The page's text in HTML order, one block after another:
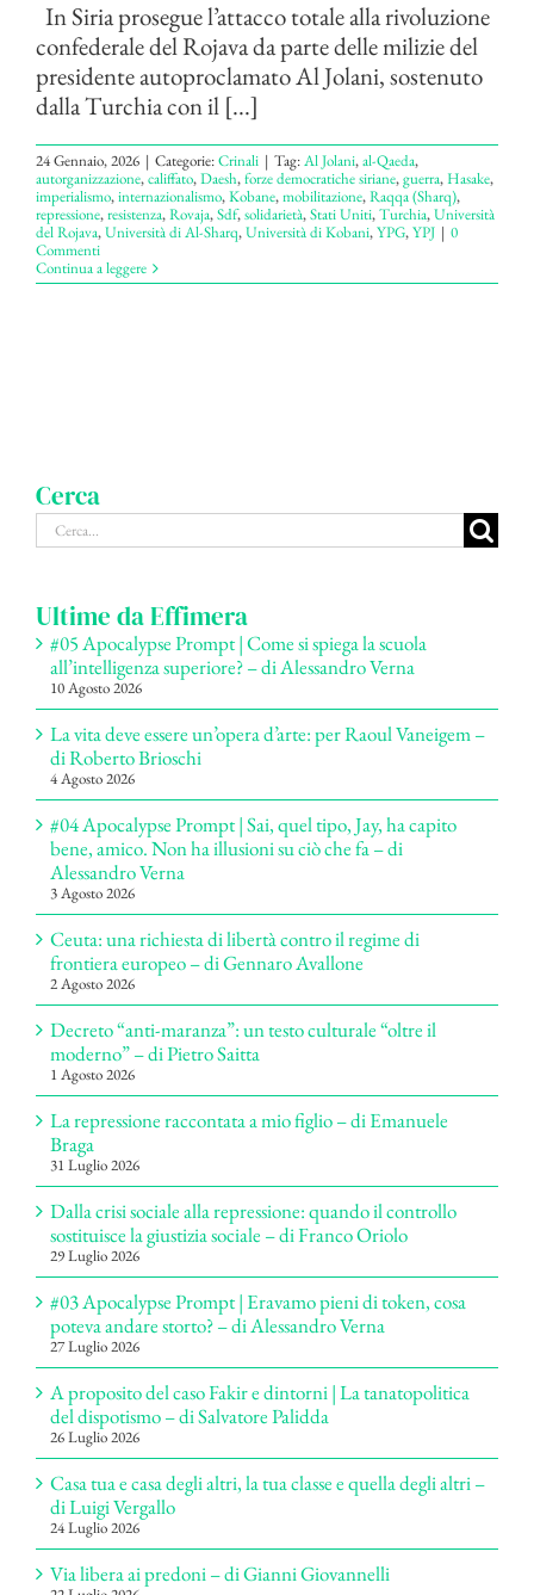
In Siria prosegue l’attacco totale alla rivoluzione
confederale del Rojava da parte delle milizie del
presidente autoproclamato Al Jolani, sostenuto
dalla Turchia con il [...]
24 Gennaio, 2026 | Categorie:Crinali | Tag:Al Jolani,al-Qaeda,
autorganizzazione,califfato,Daesh,forze democratiche siriane,guerra,Hasake,
imperialismo,internazionalismo,Kobane,mobilitazione,Raqqa (Sharq),
repressione,resistenza,Rovaja,Sdf,solidarietà,Stati Uniti,Turchia,Università
del Rojava,Università di Al-Sharq,Università di Kobani,YPG,YPJ | 0
Commenti
Continua a leggere
Cerca
Cerca
per:
Ultime da Effimera
#05 Apocalypse Prompt | Come si spiega la scuola
all’intelligenza superiore? – di Alessandro Verna
10 Agosto 2026
La vita deve essere un’opera d’arte: per Raoul Vaneigem –
di Roberto Brioschi
4 Agosto 2026
#04 Apocalypse Prompt | Sai, quel tipo, Jay, ha capito
bene, amico. Non ha illusioni su ciò che fa – di
Alessandro Verna
3 Agosto 2026
Ceuta: una richiesta di libertà contro il regime di
frontiera europeo – di Gennaro Avallone
2 Agosto 2026
Decreto “anti-maranza”: un testo culturale “oltre il
moderno” – di Pietro Saitta
1 Agosto 2026
La repressione raccontata a mio figlio – di Emanuele
Braga
31 Luglio 2026
Dalla crisi sociale alla repressione: quando il controllo
sostituisce la giustizia sociale – di Franco Oriolo
29 Luglio 2026
#03 Apocalypse Prompt | Eravamo pieni di token, cosa
poteva andare storto? – di Alessandro Verna
27 Luglio 2026
A proposito del caso Fakir e dintorni | La tanatopolitica
del dispotismo – di Salvatore Palidda
26 Luglio 2026
Casa tua e casa degli altri, la tua classe e quella degli altri –
di Luigi Vergallo
24 Luglio 2026
Via libera ai predoni – di Gianni Giovannelli